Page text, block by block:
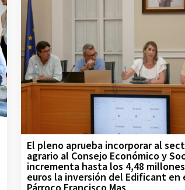
El pleno aprueba incorporar al
agrario al Consejo Económico y
incrementa hasta los 4,48
euros la inversión del Edificant en